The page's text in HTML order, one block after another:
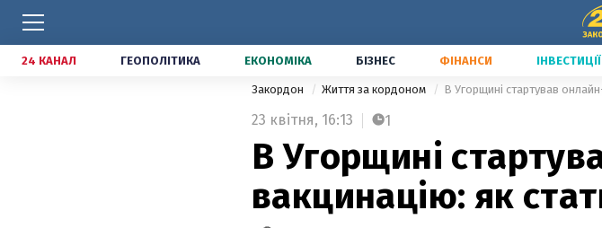
24 КАНАЛ ГЕОПОЛІТИКА ЕКОНОМІКА БІЗНЕС ФІНАНСИ ІНВЕСТИЦІЇ
Закордон Життя за кордоном В Угорщині стартував
23 квітня, 16:13 1
В Угорщині
вакцинацію: як